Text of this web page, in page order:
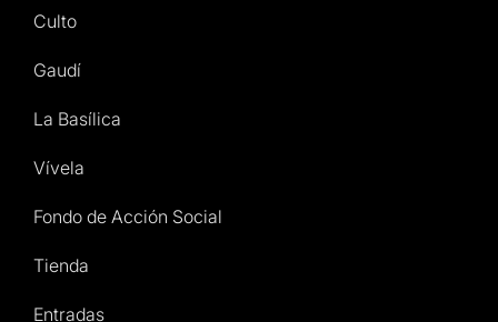
Culto
Gaudí
La Basílica
Vívela
Fondo de Acción Social
Tienda
Entradas